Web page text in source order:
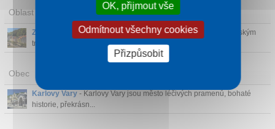
Oblast
Západní Čechy- Západní Čechy jsou známé především lázeňským
trojúhelníkem: Kar...
Obec
Karlovy Vary - Karlovy Vary jsou město léčivých pramenů, bohaté
historie, překrásn...
OK, přijmout vše
Odmítnout všechny cookies
Přizpůsobit